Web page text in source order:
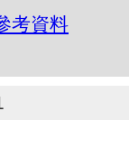
考資料